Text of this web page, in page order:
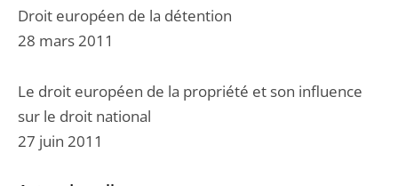
Droit européen de la détention
28 mars 2011
Le droit européen de la propriété et son influence
sur le droit national
27 juin 2011